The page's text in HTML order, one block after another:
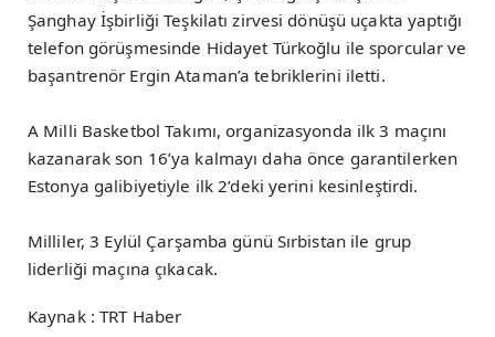
Şanghay İşbirliği Teşkilatı zirvesi dönüşü uçakta yaptığı
telefon görüşmesinde Hidayet Türkoğlu ile sporcular ve
başantrenör Ergin Ataman’a tebriklerini iletti.
A Milli Basketbol Takımı, organizasyonda ilk 3 maçını
kazanarak son 16’ya kalmayı daha önce garantilerken
Estonya galibiyetiyle ilk 2’deki yerini kesinleştirdi.
Milliler, 3 Eylül Çarşamba günü Sırbistan ile grup
liderliği maçına çıkacak.
Kaynak : TRT Haber